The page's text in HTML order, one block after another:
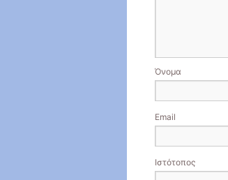
Όνομα
Email
Ιστότοπος